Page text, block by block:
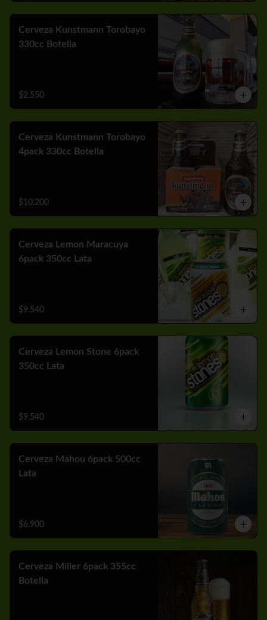
Cerveza Kunstmann Torobayo
330cc Botella
$2.550
Cerveza Kunstmann Torobayo
4pack 330cc Botella
$10.200
Cerveza Lemon Maracuya
6pack 350cc Lata
$9.540
Cerveza Lemon Stone 6pack
350cc Lata
$9.540
Cerveza Mahou 6pack 500cc
Lata
$6.900
Cerveza Miller 6pack 355cc
Botella